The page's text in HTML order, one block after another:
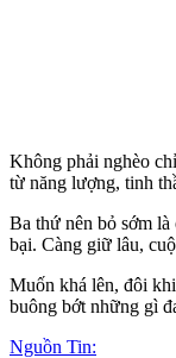
Không phải nghèo
từ năng lượng, tinh
Ba thứ nên bỏ sớm là
bại. Càng giữ lâu,
Muốn khá lên, đôi
buông bớt những gì
Nguồn Tin: